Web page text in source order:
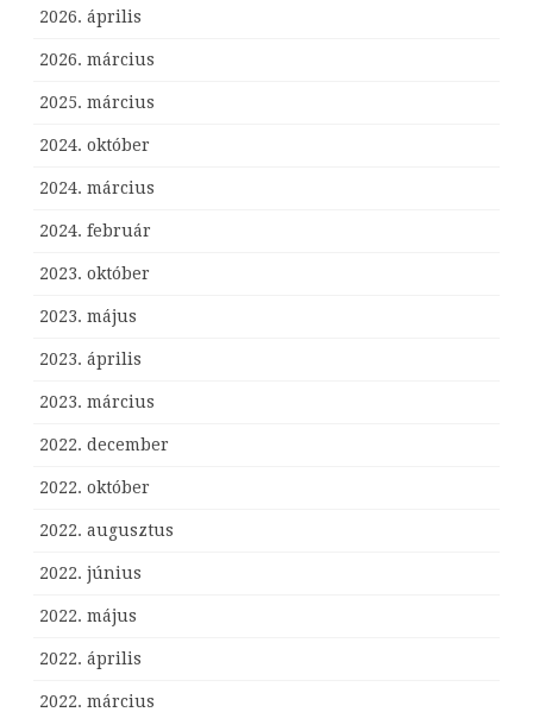
2026. április
2026. március
2025. március
2024. október
2024. március
2024. február
2023. október
2023. május
2023. április
2023. március
2022. december
2022. október
2022. augusztus
2022. június
2022. május
2022. április
2022. március